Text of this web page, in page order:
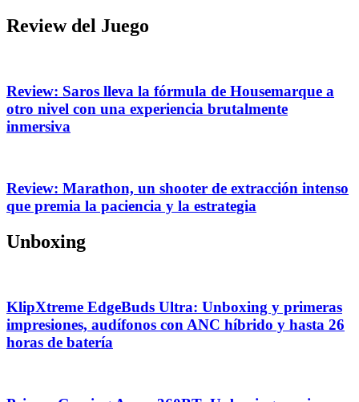
Review del Juego
Review: Saros lleva la fórmula de Housemarque a
otro nivel con una experiencia brutalmente
inmersiva
Review: Marathon, un shooter de extracción intenso
que premia la paciencia y la estrategia
Unboxing
KlipXtreme EdgeBuds Ultra: Unboxing y primeras
impresiones, audífonos con ANC híbrido y hasta 26
horas de batería